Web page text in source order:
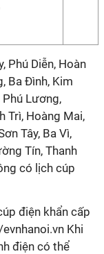
Phú Diễn, Hoàn
Ba Đình, Kim
Phú Lương,
Trì, Hoàng Mai,
Tây, Ba Vì,
Tín, Thanh
có lịch cúp
điện khẩn cấp
Khi
điện có thể